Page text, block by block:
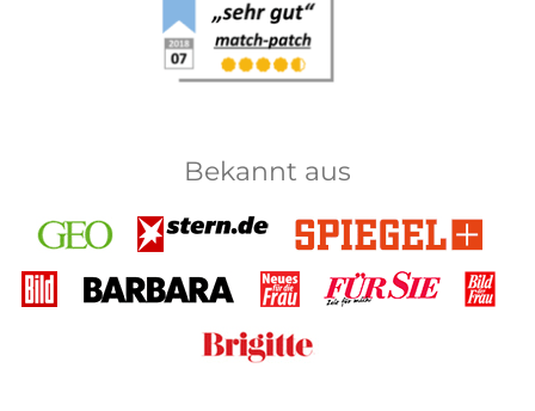
Bekannt aus
GEO Stern Spiegel+
Bild Barbara
Neues
für
die
Frau
Für Sie
Bild
der
Brigitte